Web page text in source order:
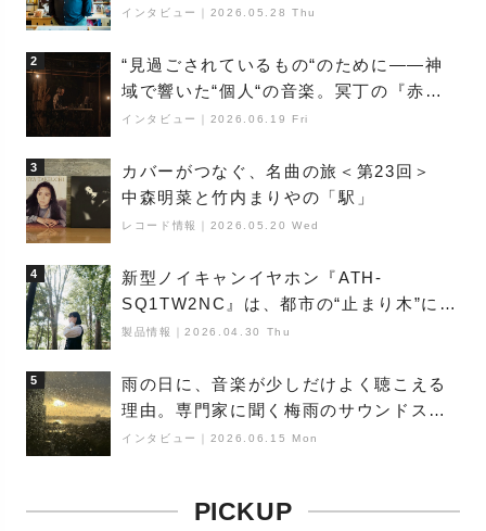
巨匠”が明かす創作の原点と、「動き」に
インタビュー 2026.05.28 Thu
2
“見過ごされているもの“のために――神
域で響いた“個人“の音楽。冥丁の『赤城
夜神楽』をレポート
インタビュー 2026.06.19 Fri
3
カバーがつなぐ、名曲の旅＜第23回＞
中森明菜と竹内まりやの「駅」
レコード情報 2026.05.20 Wed
4
新型ノイキャンイヤホン『ATH-
SQ1TW2NC』は、都市の“止まり木”にな
り得るーシンガーソングライター浮
製品情報 ｜2026.04.30 Thu
5
雨の日に、音楽が少しだけよく聴こえる
理由。専門家に聞く梅雨のサウンドス
ケープ
インタビュー 2026.06.15 Mon
PICKUP